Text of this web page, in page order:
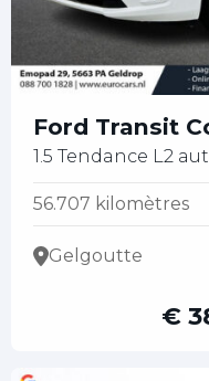
Ford Transit
1.5 Tendance L2
56.707 kilomètres
Gelgoutte
€